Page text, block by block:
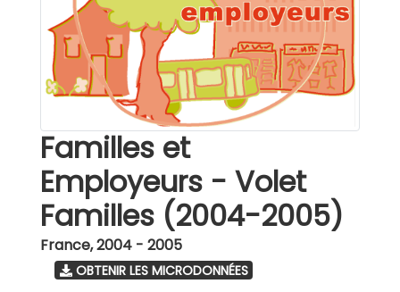
Familles et
Employeurs - Volet
Familles (2004-2005)
France,2004 - 2005
OBTENIR LES MICRODONNÉES